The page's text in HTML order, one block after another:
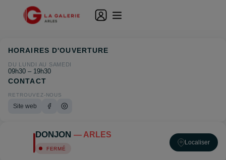
DONJON — ARLES
FERMÉ
Localiser
HORAIRES D'OUVERTURE
DU LUNDI AU SAMEDI
09h30 – 19h30
CONTACT
RETROUVEZ-NOUS
Site web